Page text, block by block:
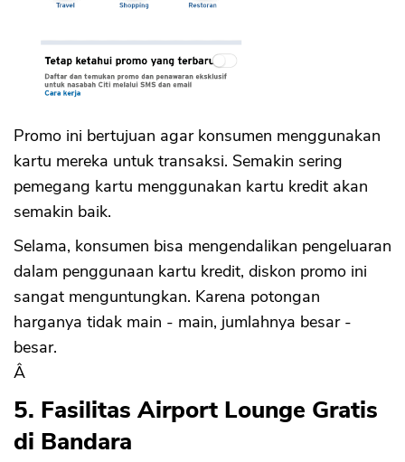
Promo ini bertujuan agar konsumen menggunakan
kartu mereka untuk transaksi. Semakin sering
pemegang kartu menggunakan kartu kredit akan
semakin baik.
Selama, konsumen bisa mengendalikan pengeluaran
dalam penggunaan kartu kredit, diskon promo ini
sangat menguntungkan. Karena potongan
harganya tidak main - main, jumlahnya besar -
besar.
Â
5. Fasilitas Airport Lounge Gratis
di Bandara
CANCEL